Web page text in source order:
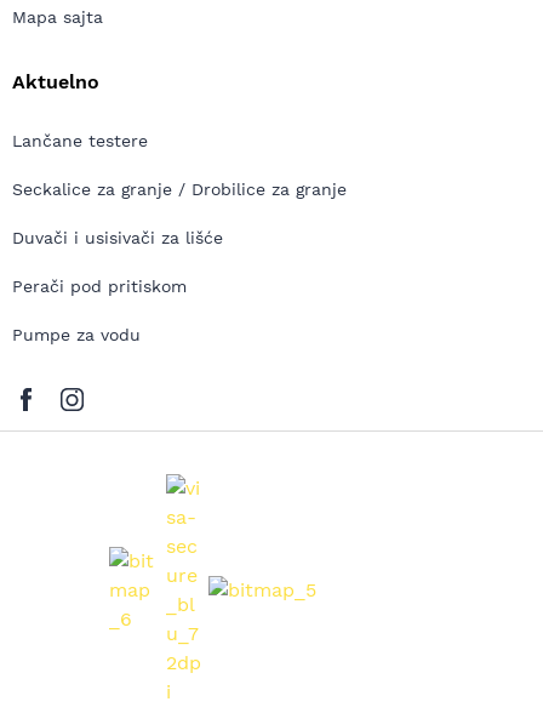
Mapa sajta
Aktuelno
Lančane testere
Seckalice za granje / Drobilice za granje
Duvači i usisivači za lišće
Perači pod pritiskom
Pumpe za vodu